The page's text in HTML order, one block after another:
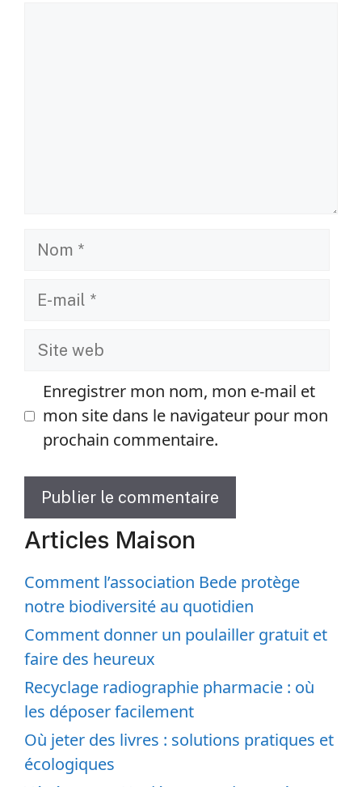
mail
web
Enregistrer mon nom, mon e-mail et
mon site dans le navigateur pour mon
prochain commentaire.
Articles Maison
Comment l’association Bede protège
notre biodiversité au quotidien
Comment donner un poulailler gratuit et
faire des heureux
Recyclage radiographie pharmacie : où